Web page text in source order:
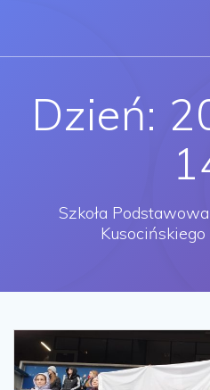
Dzień:
Szkoła